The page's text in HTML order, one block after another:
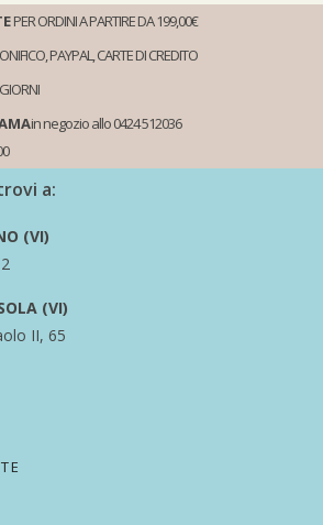
PER ORDINI A PARTIRE DA 199,00€
PAYPAL, CARTE DI CREDITO
in negozio allo 0424 512036
a:
(VI)
(VI)
II, 65